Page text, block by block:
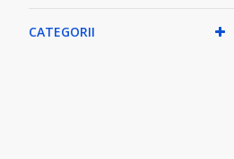
CATEGORII